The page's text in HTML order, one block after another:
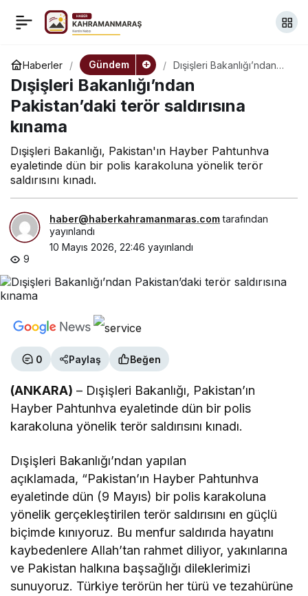
Haberler Gündem
Dışişleri Bakanlığı’ndan
Pakistan’daki terör
saldırısına kınama
Dışişleri Bakanlığı’ndan
Pakistan’daki terör saldırısına
kınama
Dışişleri Bakanlığı, Pakistan'ın Hayber Pahtunhva
eyaletinde dün bir polis karakoluna yönelik terör
saldırısını kınadı.
haber@haberkahramanmaras.comtarafından
yayınlandı
10 Mayıs 2026, 22:46 yayınlandı
9
0 Paylaş Beğen
(ANKARA) – Dışişleri Bakanlığı, Pakistan’ın
Hayber Pahtunhva eyaletinde dün bir polis
karakoluna yönelik terör saldırısını kınadı.
Dışişleri Bakanlığı’ndan yapılan
açıklamada, “Pakistan’ın Hayber Pahtunhva
eyaletinde dün (9 Mayıs) bir polis karakoluna
yönelik gerçekleştirilen terör saldırısını en güçlü
biçimde kınıyoruz. Bu menfur saldırıda hayatını
kaybedenlere Allah’tan rahmet diliyor, yakınlarına
ve Pakistan halkına başsağlığı dileklerimizi
sunuyoruz. Türkiye terörün her türü ve tezahürüne
Erdoğan’dan Mardin
1969 Spor’a tebrik
Paylaş